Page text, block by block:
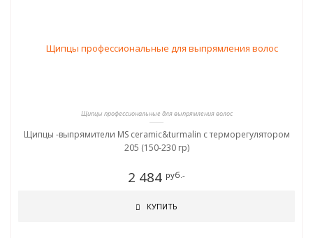
Щипцы профессиональные для выпрямления волос
Щипцы -выпрямители MS ceramic&turmalin c терморегулятором
205 (150-230 гр)
2 484 руб.-
КУПИТЬ